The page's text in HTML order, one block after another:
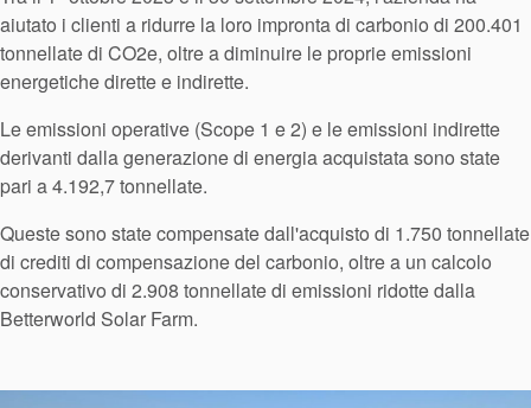
Certificazioni e standard
Locazioni
aiutato i clienti a ridurre la loro impronta di carbonio di 200.401
tonnellate di CO2e, oltre a diminuire le proprie emissioni
energetiche dirette e indirette.
Le emissioni operative (Scope 1 e 2) e le emissioni indirette
derivanti dalla generazione di energia acquistata sono state
pari a 4.192,7 tonnellate.
Queste sono state compensate dall'acquisto di 1.750 tonnellate
di crediti di compensazione del carbonio, oltre a un calcolo
conservativo di 2.908 tonnellate di emissioni ridotte dalla
Betterworld Solar Farm.